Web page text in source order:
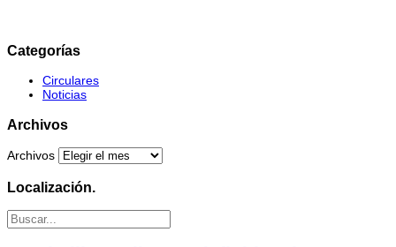
Categorías
Circulares
Noticias
Archivos
Archivos
Localización.